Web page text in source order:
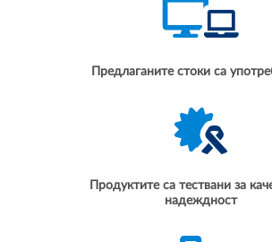
Предлаганите стоки са
Продуктите са тествани за
надеждност